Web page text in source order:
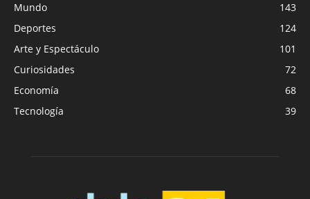
Mundo
143
Deportes
124
Arte y Espectáculo
101
Curiosidades
72
Economía
68
Tecnología
39